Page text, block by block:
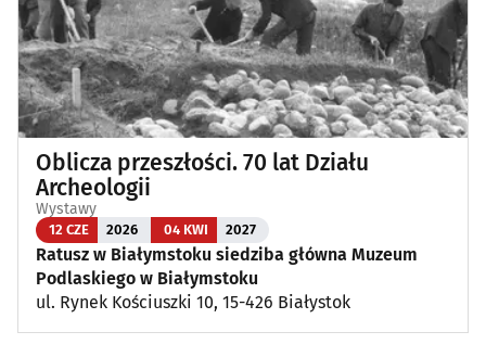
Oblicza przeszłości. 70 lat Działu
Archeologii
Wystawy
12 CZE 2026 04 KWI 2027
Ratusz w Białymstoku siedziba główna Muzeum
Podlaskiego w Białymstoku
ul. Rynek Kościuszki 10, 15-426 Białystok